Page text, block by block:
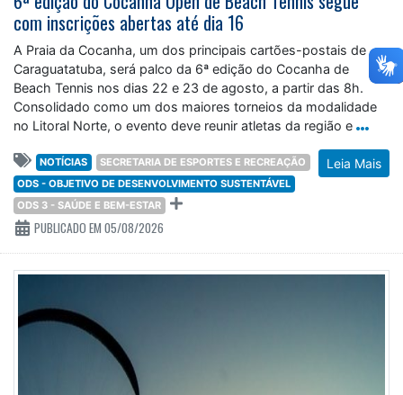
com inscrições abertas até dia 16
A Praia da Cocanha, um dos principais cartões-postais de
Caraguatatuba, será palco da 6ª edição do Cocanha de
Beach Tennis nos dias 22 e 23 de agosto, a partir das 8h.
Consolidado como um dos maiores torneios da modalidade
no Litoral Norte, o evento deve reunir atletas da região e
Leia Mais
NOTÍCIAS
SECRETARIA DE ESPORTES E RECREAÇÃO
ODS - OBJETIVO DE DESENVOLVIMENTO SUSTENTÁVEL
ODS 3 - SAÚDE E BEM-ESTAR
PUBLICADO EM 05/08/2026